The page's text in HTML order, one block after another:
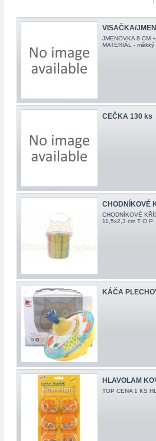
VISAČKA/
JMENOVKA 8 CM
MATERIÁL -
CEČKA 130 ks
CHODNÍKOVÉ
CHODNÍKOVÉ
11,5x2,3 cm T O
KÁČA
HLAVOLAM
TOP CENA 1 KS